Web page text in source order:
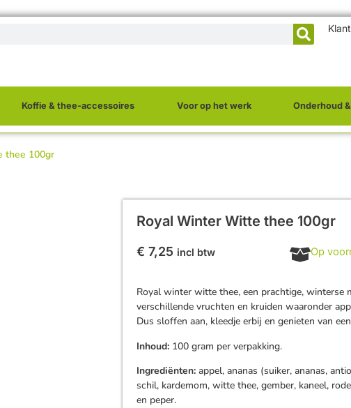
Koffie & thee-accessoires Voor op het werk Onderhoud
thee 100gr
Royal Winter Witte thee 100gr
€ 7,25 incl btw Op
Royal winter witte thee, een prachtige, winterse
verschillende vruchten en kruiden waaronder
Dus sloffen aan, kleedje erbij en genieten van
Inhoud: 100 gram per verpakking.
Ingrediënten: appel, ananas (suiker, ananas,
schil, kardemom, witte thee, gember, kaneel,
en peper.